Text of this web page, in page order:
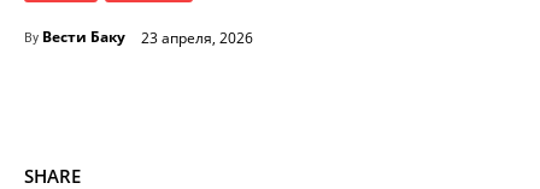
By Вести Баку 23 апреля, 2026
SHARE